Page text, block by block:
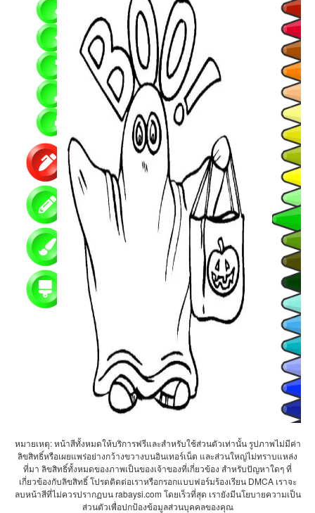
หมายเหตุ: หน้าสีทั้งหมดให้บริการฟรีและสำหรับใช้ส่วนตัวเท่านั้น รูปภาพไม่มีค่า
ลิขสิทธิ์หรือเผยแพร่อย่างกว้างขวางบนอินเทอร์เน็ต และส่วนใหญ่ไม่ทราบแหล่ง
ที่มา ลิขสิทธิ์ทั้งหมดของภาพเป็นของเจ้าของที่เกี่ยวข้อง สำหรับปัญหาใดๆ ที่
เกี่ยวข้องกับลิขสิทธิ์ โปรดติดต่อเราหรือกรอกแบบฟอร์มร้องเรียน DMCA เราจะ
ลบหน้าสีที่ไม่ควรปรากฏบน rabaysi.com โดยเร็วที่สุด เรายังมีนโยบายความเป็น
ส่วนตัวเพื่อปกป้องข้อมูลส่วนบุคคลของคุณ